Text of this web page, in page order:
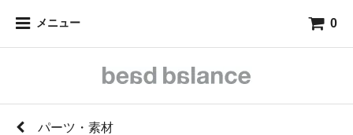
メニュー 0
パーツ・素材